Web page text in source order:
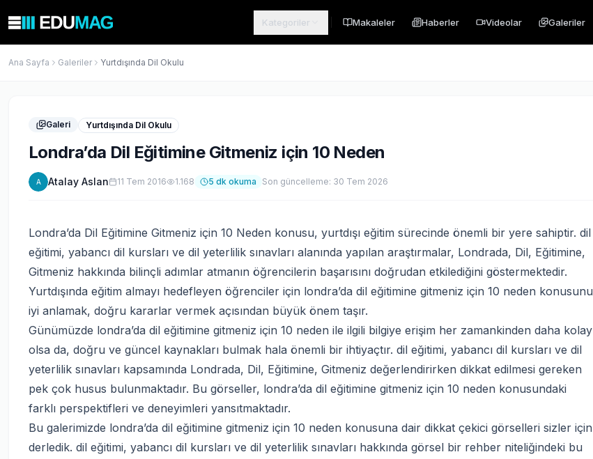
Kategoriler Makaleler Haberler Videolar Galeriler
Ana Sayfa Galeriler Yurtdışında Dil Okulu
Galeri Yurtdışında Dil Okulu
Londra’da Dil Eğitimine Gitmeniz için 10 Neden
A Atalay Aslan 11 Tem 2016 1.168 5 dk okuma Son güncelleme: 30 Tem 2026
Londra’da Dil Eğitimine Gitmeniz için 10 Neden konusu, yurtdışı eğitim sürecinde önemli bir yere sahiptir. dil
eğitimi, yabancı dil kursları ve dil yeterlilik sınavları alanında yapılan araştırmalar, Londrada, Dil, Eğitimine,
Gitmeniz hakkında bilinçli adımlar atmanın öğrencilerin başarısını doğrudan etkilediğini göstermektedir.
Yurtdışında eğitim almayı hedefleyen öğrenciler için londra’da dil eğitimine gitmeniz için 10 neden konusunu
iyi anlamak, doğru kararlar vermek açısından büyük önem taşır.
Günümüzde londra’da dil eğitimine gitmeniz için 10 neden ile ilgili bilgiye erişim her zamankinden daha kolay
olsa da, doğru ve güncel kaynakları bulmak hala önemli bir ihtiyaçtır. dil eğitimi, yabancı dil kursları ve dil
yeterlilik sınavları kapsamında Londrada, Dil, Eğitimine, Gitmeniz değerlendirirken dikkat edilmesi gereken
pek çok husus bulunmaktadır. Bu görseller, londra’da dil eğitimine gitmeniz için 10 neden konusundaki
farklı perspektifleri ve deneyimleri yansıtmaktadır.
Bu galerimizde londra’da dil eğitimine gitmeniz için 10 neden konusuna dair dikkat çekici görselleri sizler için
derledik. dil eğitimi, yabancı dil kursları ve dil yeterlilik sınavları hakkında görsel bir rehber niteliğindeki bu